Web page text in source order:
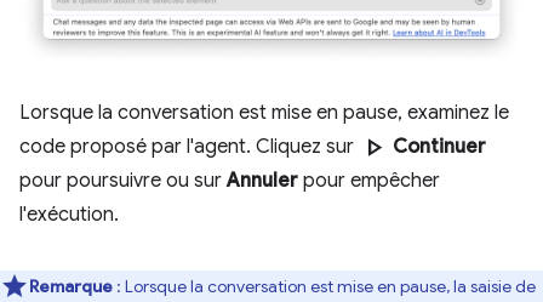
Lorsque la conversation est mise en pause, examinez le
code proposé par l'agent. Cliquez sur play_arrow Continuer
pour poursuivre ou surAnnuler pour empêcher
l'exécution.
Remarque : Lorsque la conversation est mise en pause, la saisie de